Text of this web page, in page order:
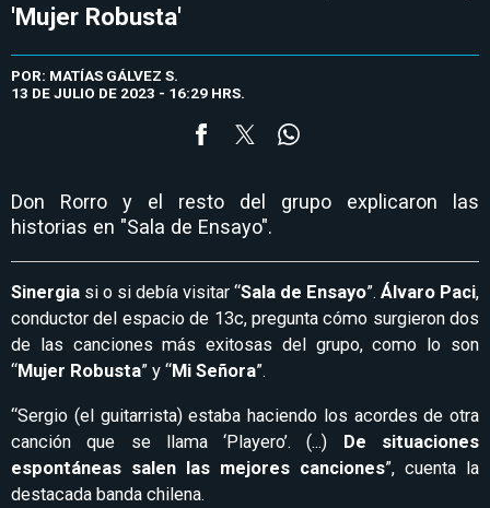
'Mujer Robusta'
POR: MATÍAS GÁLVEZ S.
13 DE JULIO DE 2023 - 16:29 HRS.
Don Rorro y el resto del grupo explicaron las
historias en "Sala de Ensayo".
Sinergia si o si debía visitar “Sala de Ensayo”. Álvaro Paci,
conductor del espacio de 13c, pregunta cómo surgieron dos
de las canciones más exitosas del grupo, como lo son
“Mujer Robusta” y “Mi Señora”.
“Sergio (el guitarrista) estaba haciendo los acordes de otra
canción que se llama ‘Playero’. (...) De situaciones
espontáneas salen las mejores canciones”, cuenta la
destacada banda chilena.